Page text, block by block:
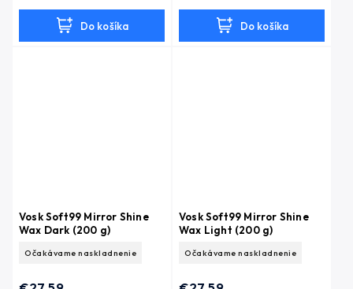
Do košíka Do košíka
Vosk Soft99 Mirror Shine
Wax Dark (200 g)
Očakávame naskladnenie
Vosk Soft99 Mirror Shine
Wax Light (200 g)
Očakávame naskladnenie